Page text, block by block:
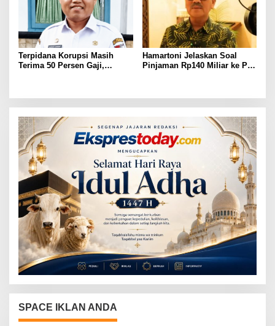
Terpidana Korupsi Masih
Terima 50 Persen Gaji,
Hamartoni Jelaskan Soal
Pinjaman Rp140 Miliar ke PT
SPACE IKLAN ANDA